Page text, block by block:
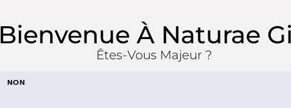
Bienvenue À Naturae
Êtes-Vous Majeur ?
NON